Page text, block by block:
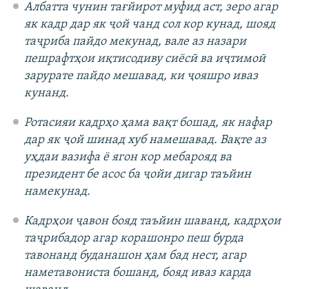
Албатта чунин тағйирот муфид аст, зеро агар
як кадр дар як ҷой чанд сол кор кунад, шояд
таҷриба пайдо мекунад, вале аз назари
пешрафтҳои иқтисодиву сиёсӣ ва иҷтимоӣ
зарурате пайдо мешавад, ки ҷояшро иваз
кунанд.
Ротасияи кадрҳо ҳама вақт бошад, як нафар
дар як ҷой шинад хуб намешавад. Вақте аз
уҳдаи вазифа ё ягон кор мебарояд ва
президент бе асос ба ҷойи дигар таъйин
намекунад.
Кадрҳои ҷавон бояд таъйин шаванд, кадрҳои
таҷрибадор агар корашонро пеш бурда
тавонанд буданашон ҳам бад нест, агар
наметавониста бошанд, бояд иваз карда